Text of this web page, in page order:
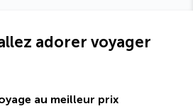
adorer voyager
au meilleur prix